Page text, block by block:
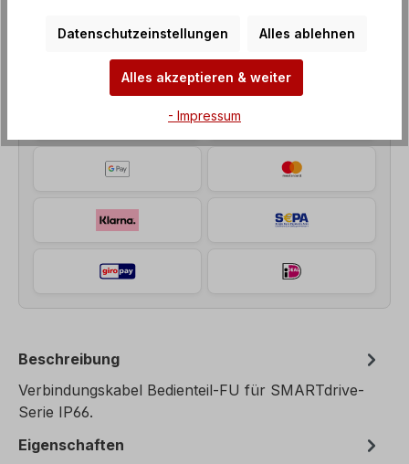
Unsere Zahlungsarten
Beschreibung
Verbindungskabel Bedienteil-FU für SMARTdrive-
Serie IP66.
Eigenschaften
Datenschutzeinstellungen Alles ablehnen
Alles akzeptieren & weiter
- Impressum